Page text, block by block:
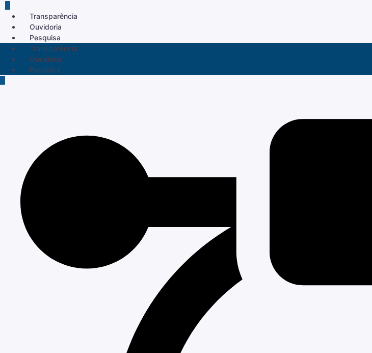
Transparência
Ouvidoria
Pesquisa
Transparência
Ouvidoria
Pesquisa